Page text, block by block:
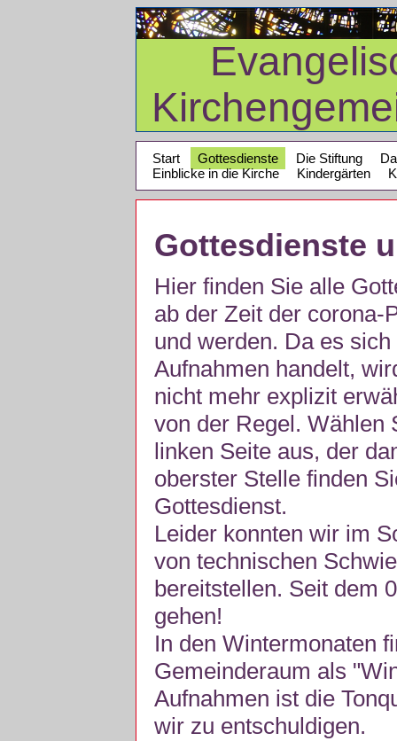
Start Gottesdienste Die Stiftung
Einblicke in die Kirche
Kindergärten
Gottesdienste
Hier finden Sie alle
ab der Zeit der corona-
und werden. Da es
Aufnahmen handelt,
nicht mehr explizit
von der Regel. Wählen
linken Seite aus, der
oberster Stelle finden
Gottesdienst.
Leider konnten wir im
von technischen
bereitstellen. Seit dem
gehen!
In den Wintermonaten
Gemeinderaum als
Aufnahmen ist die
wir zu entschuldigen.